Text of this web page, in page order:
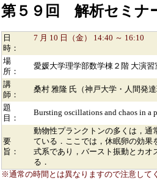
第５９回 解析セミナ
日
時：
7 月 10 日（金） 14:40 ～ 16:10
場
所：
愛媛大学理学部数学棟２階 大演習
講
師：
桑村 雅隆 氏（神戸大学・人間発達
題
目：
Bursting oscillations and chaos in a
要
旨：
動物性プランクトンの多くは，通
ている．ここでは，休眠卵の効果
式系であり，バースト振動とカオ
る．
※通常の時間とは異なりますので注意して